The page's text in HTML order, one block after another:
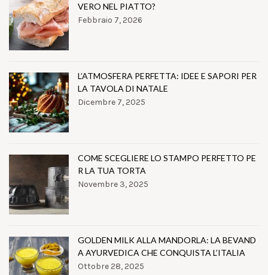
VERO NEL PIATTO?
Febbraio 7, 2026
L’ATMOSFERA PERFETTA: IDEE E SAPORI PER
LA TAVOLA DI NATALE
Dicembre 7, 2025
COME SCEGLIERE LO STAMPO PERFETTO PE
R LA TUA TORTA
Novembre 3, 2025
GOLDEN MILK ALLA MANDORLA: LA BEVAND
A AYURVEDICA CHE CONQUISTA L’ITALIA
Ottobre 28, 2025